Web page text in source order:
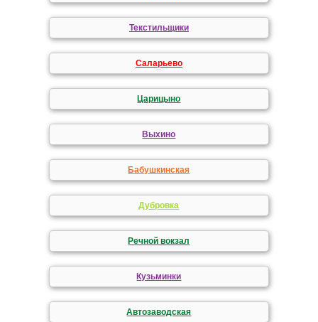
Текстильщики
Саларьево
Царицыно
Выхино
Бабушкинская
Дубровка
Речной вокзал
Кузьминки
Автозаводская